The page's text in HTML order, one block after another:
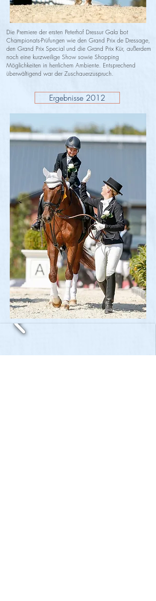
Die Premiere der ersten Peterhof Dressur Gala bot
Championats-Prüfungen wie den Grand Prix de Dressage,
den Grand Prix Special und die Grand Prix Kür, außerdem
noch eine kurzweilige Show sowie Shopping
Möglichkeiten in herrlichem Ambiente. Entsprechend
überwältigend war der Zuschauerzuspruch.
Ergebnisse 2012